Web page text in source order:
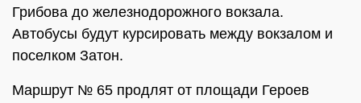
Грибова до железнодорожного вокзала.
Автобусы будут курсировать между вокзалом и
поселком Затон.
Маршрут № 65 продлят от площади Героев